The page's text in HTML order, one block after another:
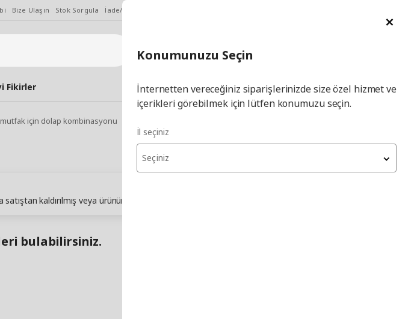
Bize Ulaşın Stok Sorgula İade/Değişim Talebi
İl Seçiniz İl
Hej! Üye Girişi / Üye Ol
Fikirler
mutfak için dolap kombinasyonu
satıştan kaldırılmış veya ürünün stokları tükenmiş olabilir. Lütfen daha sonra yeniden deneyin.
bulabilirsiniz.
Konumunuzu Seçin
İnternetten vereceğiniz siparişlerinizde size özel hizmet ve
içerikleri görebilmek için lütfen konumuzu seçin.
İl seçiniz
Seçiniz